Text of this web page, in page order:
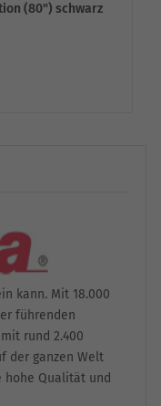
(80") schwarz
kann. Mit 18.000
führenden
rund 2.400
der ganzen Welt
Qualität und